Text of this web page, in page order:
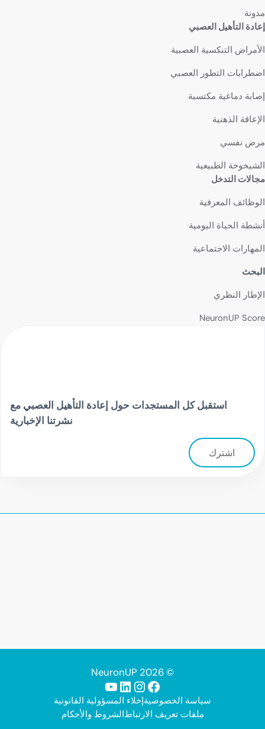
مدونة
إعادة التأهيل العصبي
الأمراض التنكسية العصبية
اضطرابات التطور العصبي
إصابة دماغية مكتسبة
الإعاقة الذهنية
مرض نفسي
الشيخوخة الطبيعية
مجالات التدخل
الوظائف المعرفية
أنشطة الحياة اليومية
المهارات الاجتماعية
البحث
الإطار النظري
NeuronUP Score
استقبل كل المستجدات حول إعادة التأهيل العصبي مع
نشرتنا الإخبارية
اشترك
© 2026 NeuronUP
فيسبوك
إنستجرام
لينكد إن
يوتيوب
سياسة الخصوصيةإخلاء المسؤولية القانونية
ملفات تعريف الارتباطالشروط والأحكام